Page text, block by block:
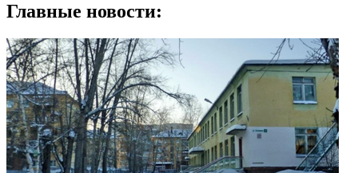
Главные новости: